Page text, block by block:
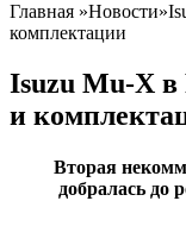
Главная »Новости»
комплектации
Isuzu Mu-X
и
Вторая
добралась до